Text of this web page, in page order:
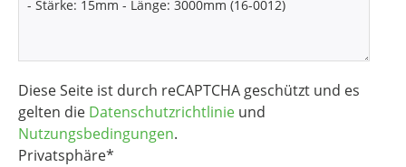
Diese Seite ist durch reCAPTCHA geschützt und es
gelten die Datenschutzrichtlinie und
Nutzungsbedingungen.
Privatsphäre*